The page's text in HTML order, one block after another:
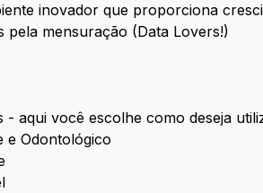
inovador que proporciona
pela mensuração (Data Lovers!)
- aqui você escolhe como deseja
e Odontológico